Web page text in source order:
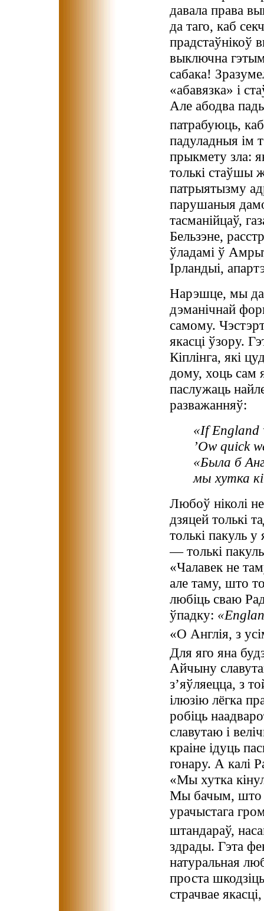
давала права
да таго, каб
прадстаўнікоў
выключна
сабака!
«абавязка» і
Але абодва
патрабуюць,
падуладныя ім
прыкмету зла:
толькі стаўшы
патрыятызму
парушаныя
тасманійцаў,
Бельзэне,
ўладамі ў
Ірландыі,
Нарэшце, мы
дэманічнай
самому.
якасці ўзору.
Кіплінга, які
дому, хоць сам
паслужаць
разважанняў:
«If England
’Ow quick
«Была б
мы хутка
Любоў ніколі
дзяцей толькі
толькі пакуль
— толькі
«Чалавек не
але таму, што
любіць сваю
ўпадку:
«О Англія, з
Для яго яна
Айчыну
з’яўляецца, з
ілюзію лёгка
робіць
славутаю і
краіне ідуць
гонару. А калі
«Мы хутка
Мы бачым, што
урачыстага
штандараў,
здрады. Гэта
натуральная
проста
страчвае